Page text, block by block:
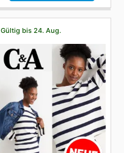
Gültig bis 24. Aug.